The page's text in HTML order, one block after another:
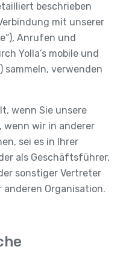
beschrieben
mit unserer
Anrufen und
Yolla’s mobile und
sammeln, verwenden
wenn Sie unsere
wenn wir in anderer
sei es in Ihrer
als Geschäftsführer,
sonstiger Vertreter
anderen Organisation.